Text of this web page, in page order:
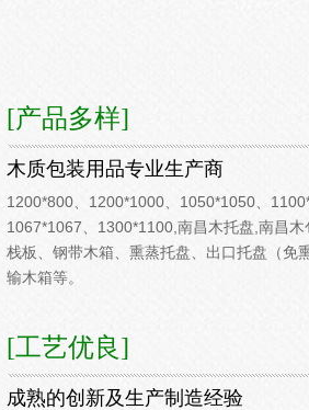
[产品多样]
木质包装用品专业生产商
1200*800、1200*1000、1050*1050、
1067*1067、1300*1100,南昌木托盘,南昌
栈板、钢带木箱、熏蒸托盘、出口托盘（免
输木箱等。
[工艺优良]
成熟的创新及生产制造经验